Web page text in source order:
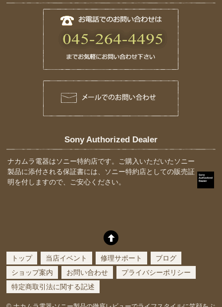
Sony Authorized Dealer
ナカムラ電器はソニー特約店です。ご購入いただいたソニー
製品に添付される保証書には、ソニー特約店としての販売証
明を付しますので、ご安心ください。
トップ 当店イベント 修理サポート
ブログ
ショップ案内
お問い合わせ
プライバシーポリシー
特定商取引法に関する記述